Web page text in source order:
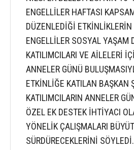
ENGELLİLER HAFTASI
DÜZENLEDİĞİ
ENGELLİLER SOSYAL YAŞAM
KATILIMCILARI VE AİLELERİ
ANNELER GÜNÜ
ETKİNLİĞE KATILAN BAŞKAN
KATILIMCILARIN ANNELER
ÖZEL EK DESTEK İHTİYACI
YÖNELİK ÇALIŞMALARI
SÜRDÜRECEKLERİNİ SÖYLEDİ.